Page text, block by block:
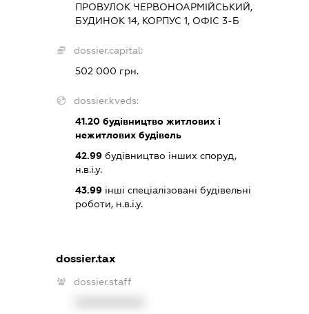
ПРОВУЛОК ЧЕРВОНОАРМІЙСЬКИЙ,
БУДИНОК 14, КОРПУС 1, ОФІС 3-Б
dossier.capital:
502 000 грн.
dossier.kveds:
41.20будівництво житлових і
нежитлових будівель
42.99будівництво інших споруд,
н.в.і.у.
43.99інші спеціалізовані будівельні
роботи, н.в.і.у.
dossier.tax
dossier.staff